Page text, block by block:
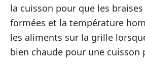
la cuisson pour que les
formées et la température
les aliments sur la grille
bien chaude pour une cuisson